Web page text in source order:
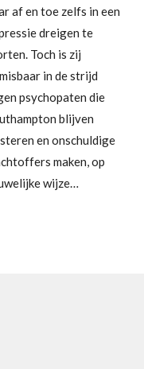
af en toe zelfs in een
dreigen te
Toch is zij
in de strijd
psychopaten die
blijven
en onschuldige
maken, op
wijze…